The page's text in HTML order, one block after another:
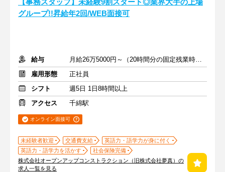
【事務スタッフ】未経験9割スタート◎業界大手の上場
グループ!!昇給年2回/WEB面接可
給与
月給26万5000円～（20時間分の固定残業時間代を含む）
雇用形態
正社員
シフト
週5日 1日8時間以上
アクセス
千綿駅
オンライン面接可
未経験者歓迎 交通費支給
英語力・語学力が身に付く
英語力・語学力を活かす
社会保険完備
株式会社オープンアップコンストラクション（旧株式会社夢真）の
求人一覧を見る